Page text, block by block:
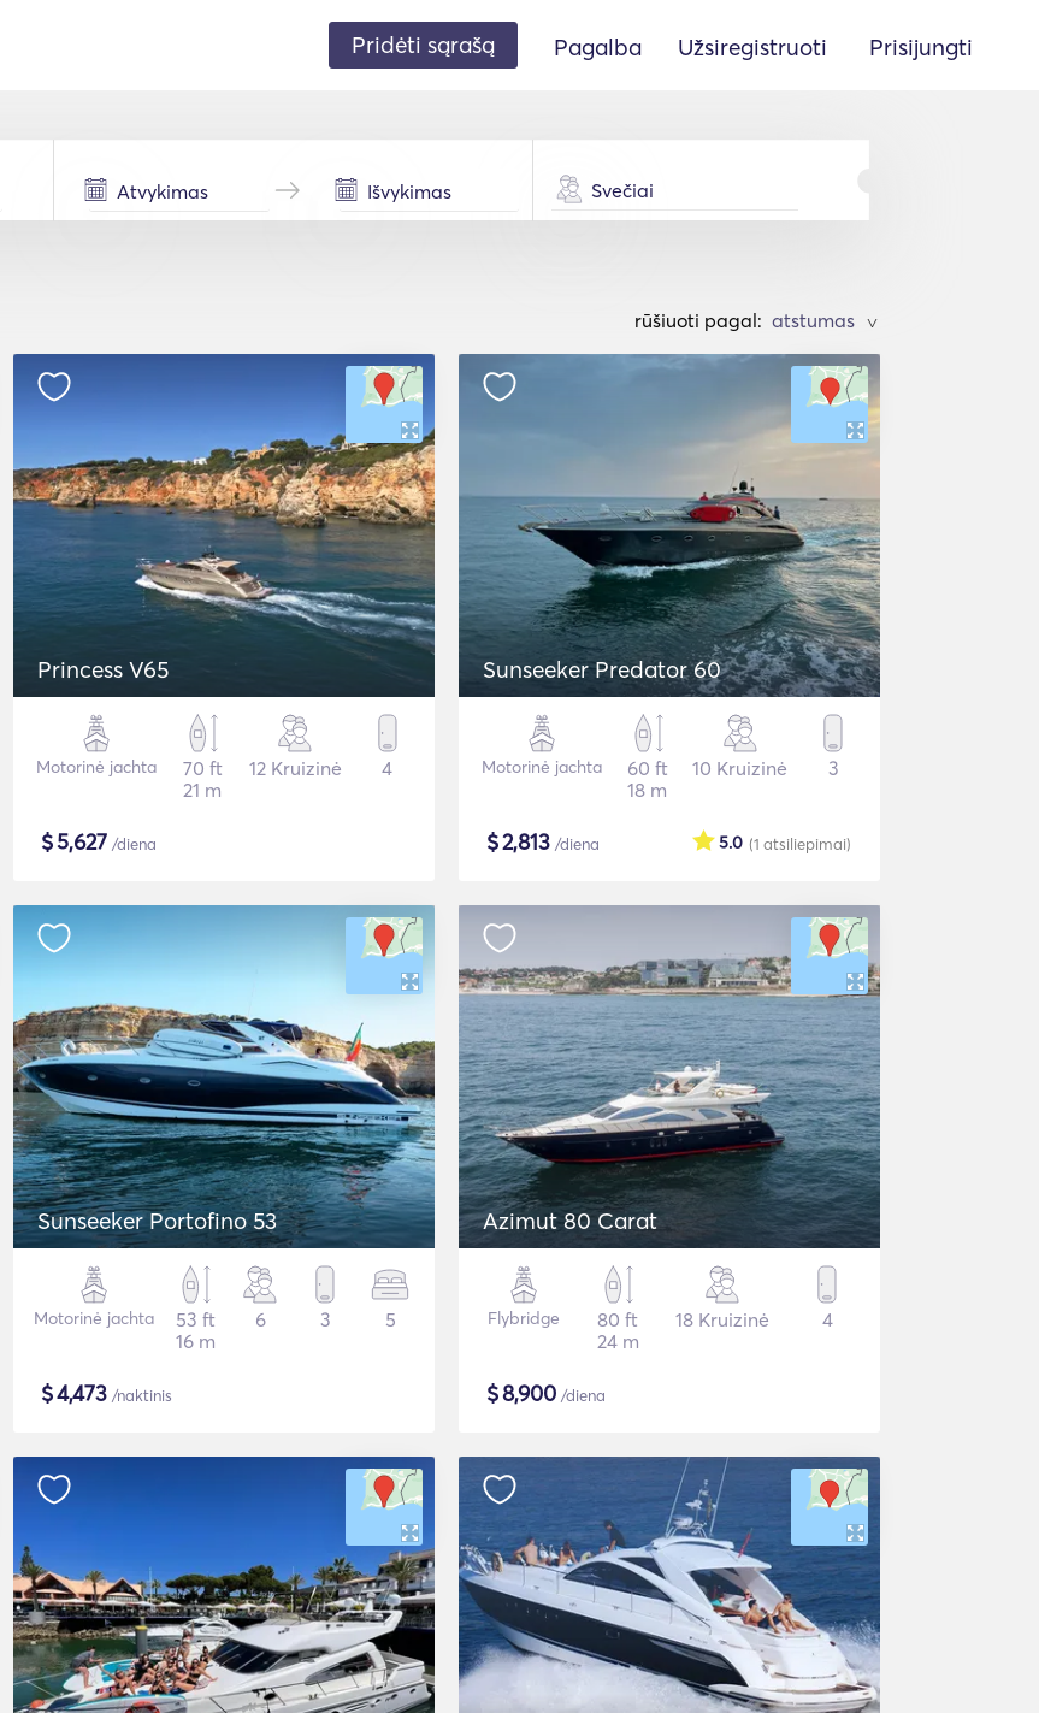
Pridėti sąrašą Pagalba Užsiregistruoti Prisijungti
Svečiai
rūšiuoti pagal: >
Princess V65
Motorinė jachta
70 ft
21 m
12 Kruizinė 4
$5,627 /diena
Sunseeker Predator 60
Motorinė jachta
60 ft
18 m
10 Kruizinė 3
$2,813 /diena (1 atsiliepimai)
5.0
Sunseeker Portofino 53
Motorinė jachta
53 ft
16 m
6 3 5
$4,473 /naktinis
Azimut 80 Carat
Flybridge
80 ft
24 m
18 Kruizinė 4
$8,900 /diena